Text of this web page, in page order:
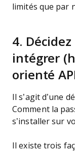
limités que par
4.
intégrer
orienté
Il s’agit d’une
Comment la
s’installer sur
Il existe trois